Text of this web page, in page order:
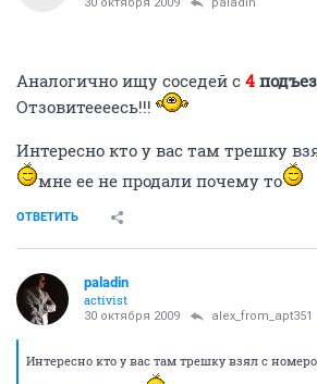
Аналогично ищу соседей c 4
Отзовитеееесь!!!
Интересно кто у вас там трешку
мне ее не продали почему то
ОТВЕТИТЬ
paladin
activist
30 октября 2009 alex_from_apt351
Интересно кто у вас там трешку взял с